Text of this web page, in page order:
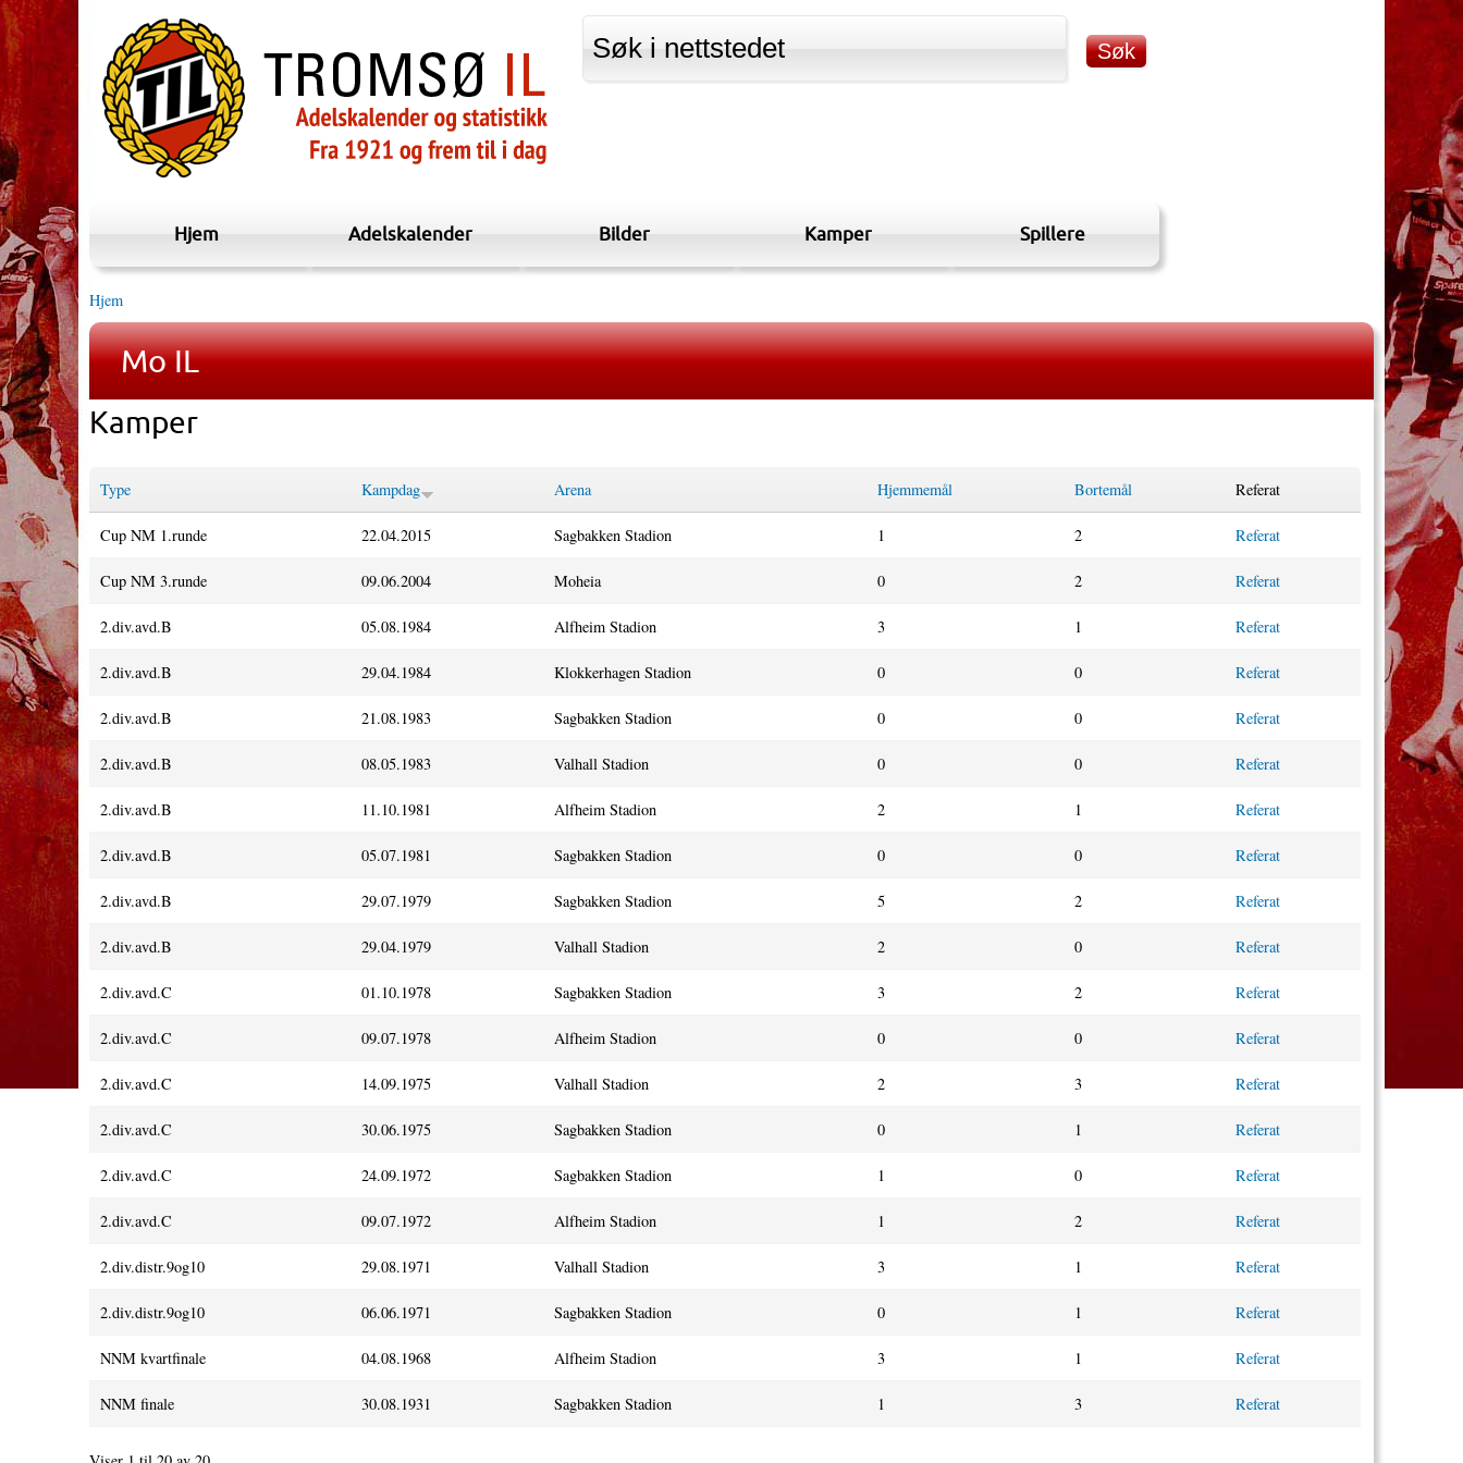
Hjem Adelskalender Bilder Kamper Spillere
Hjem
Mo IL
Kamper
Type Kampdag Arena Hjemmemål Bortemål Referat
Cup NM 1.runde 22.04.2015 Sagbakken Stadion 1 2 Referat
Cup NM 3.runde 09.06.2004 Moheia 0 2 Referat
2.div.avd.B 05.08.1984 Alfheim Stadion 3 1 Referat
2.div.avd.B 29.04.1984 Klokkerhagen Stadion 0 0 Referat
2.div.avd.B 21.08.1983 Sagbakken Stadion 0 0 Referat
2.div.avd.B 08.05.1983 Valhall Stadion 0 0 Referat
2.div.avd.B 11.10.1981 Alfheim Stadion 2 1 Referat
2.div.avd.B 05.07.1981 Sagbakken Stadion 0 0 Referat
2.div.avd.B 29.07.1979 Sagbakken Stadion 5 2 Referat
2.div.avd.B 29.04.1979 Valhall Stadion 2 0 Referat
2.div.avd.C 01.10.1978 Sagbakken Stadion 3 2 Referat
2.div.avd.C 09.07.1978 Alfheim Stadion 0 0 Referat
2.div.avd.C 14.09.1975 Valhall Stadion 2 3 Referat
2.div.avd.C 30.06.1975 Sagbakken Stadion 0 1 Referat
2.div.avd.C 24.09.1972 Sagbakken Stadion 1 0 Referat
2.div.avd.C 09.07.1972 Alfheim Stadion 1 2 Referat
2.div.distr.9og10 29.08.1971 Valhall Stadion 3 1 Referat
2.div.distr.9og10 06.06.1971 Sagbakken Stadion 0 1 Referat
NNM kvartfinale 04.08.1968 Alfheim Stadion 3 1 Referat
NNM finale 30.08.1931 Sagbakken Stadion 1 3 Referat